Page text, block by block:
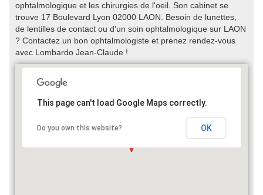
ophtalmologique et les chirurgies de l'oeil. Son cabinet se
trouve 17 Boulevard Lyon 02000 LAON. Besoin de lunettes,
de lentilles de contact ou d'un soin ophtalmologique sur LAON
? Contactez un bon ophtalmologiste et prenez rendez-vous
avec Lombardo Jean-Claude !
This page can't load Google Maps correctly.
Do you own this website? OK